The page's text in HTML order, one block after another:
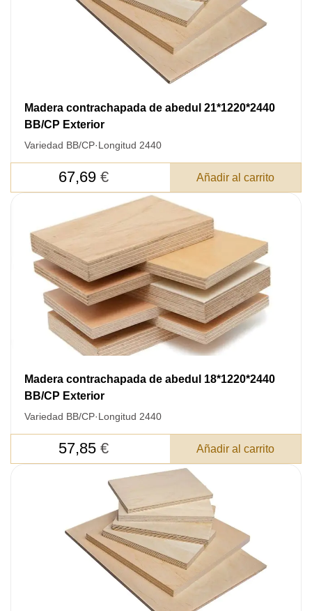
Madera contrachapada de abedul 21*1220*2440
BB/CP Exterior
Variedad BB/CP·Longitud 2440
67,69 € Añadir al carrito
Madera contrachapada de abedul 18*1220*2440
BB/CP Exterior
Variedad BB/CP·Longitud 2440
57,85 € Añadir al carrito
DEJE SU
DATOS PARA REVERTIR
COMUNICACIONES A PEDIDO